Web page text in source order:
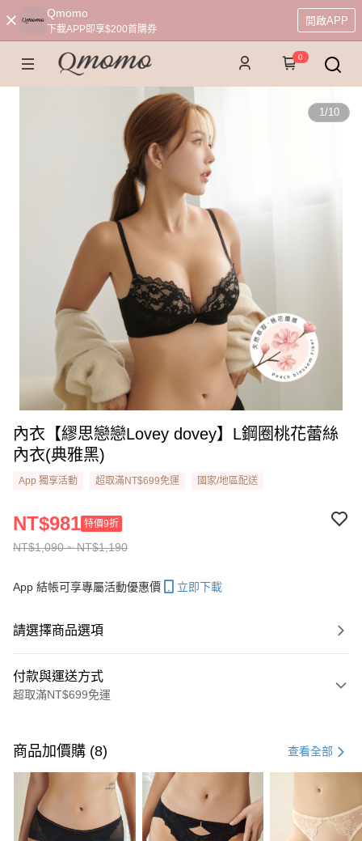
Qmomo
下載APP即享$200首購券
開啟APP
0
1/10
內衣【繆思戀戀Lovey dovey】L鋼圈桃花蕾絲
內衣​(典雅黑)
App 獨享活動 超取滿NT$699免運 國家/地區配送
NT$1,090 ~ NT$1,190
NT$981 特價9折
App 結帳可享專屬活動優惠價 立即下載
請選擇商品選項
付款與運送方式
超取滿NT$699免運
信用卡一次付款
信用卡分期付款
3 期 0 利率 每期 NT$363
合作金庫商業銀行
第一商業銀行
6 期 0 利率 每期 NT$181 21家銀行
商品加價購 (8) 查看全部